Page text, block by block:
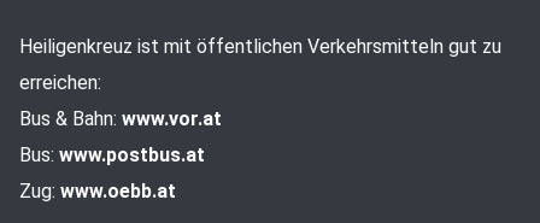
Heiligenkreuz ist mit öffentlichen Verkehrsmitteln gut zu
erreichen:
Bus & Bahn: www.vor.at
Bus: www.postbus.at
Zug: www.oebb.at